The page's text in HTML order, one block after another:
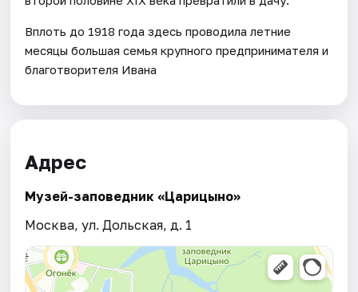
Вплоть до 1918 года здесь проводила летние
месяцы большая семья крупного предпринимателя и
благотворителя Ивана
Адрес
Музей-заповедник «Царицыно»
Москва, ул. Дольская, д. 1